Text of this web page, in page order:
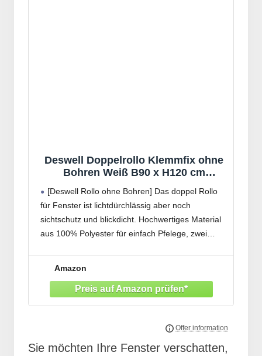
Deswell Doppelrollo Klemmfix ohne
Bohren Weiß B90 x H120 cm
ohne Bohren für Fenster mit
Lichtdurchlässig &
Verdunkelnd/Höhe Stufenlos
Verstellbar
[Deswell Rollo ohne Bohren] Das doppel Rollo
für Fenster ist lichtdürchlässig aber noch
sichtschutz und blickdicht. Hochwertiges Material
aus 100% Polyester für einfach Pfelege, zwei
Amazon
Sie möchten Ihre Fenster verschatten,